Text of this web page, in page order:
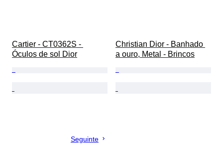
Cartier - CT0362S -
Óculos de sol Dior
Christian Dior - Banhado
a ouro, Metal - Brincos
Seguinte